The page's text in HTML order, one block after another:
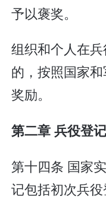
予以褒奖。
组织和个人在
的，按照国家
奖励。
第二章 兵役登记
第十四条 国家
记包括初次兵役